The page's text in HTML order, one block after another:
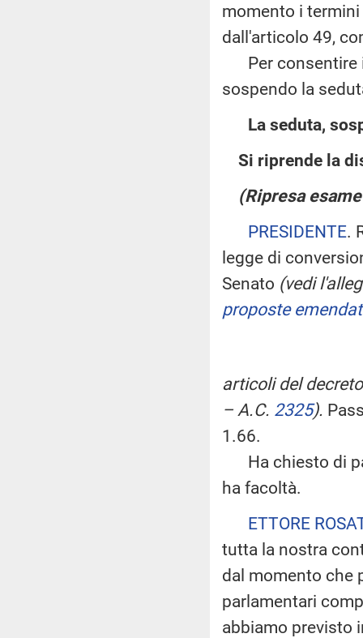
momento i
dall'articolo 49,
Per consentire
sospendo la
La seduta,
Si riprende la
(Ripresa
PRESIDENTE.
legge di
Senato (vedi
proposte
articoli del
– A.C. 2325).
1.66.
Ha chiesto di
ha facoltà.
ETTORE
tutta la nostra
dal momento che
parlamentari
abbiamo previsto